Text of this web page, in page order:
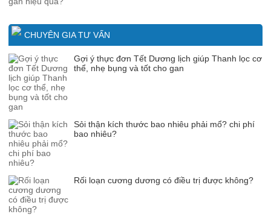
CHUYÊN GIA TƯ VẤN
Gợi ý thực đơn Tết Dương lịch giúp Thanh lọc cơ
thể, nhẹ bụng và tốt cho gan
Sỏi thận kích thước bao nhiêu phải mổ? chi phí
bao nhiêu?
Rối loạn cương dương có điều trị được không?